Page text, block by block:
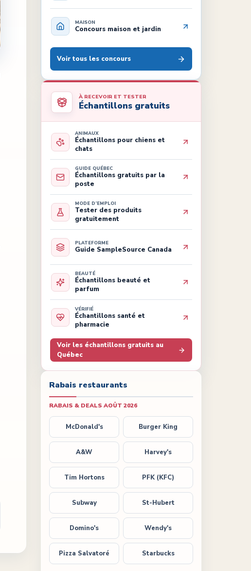
MAISON
Concours maison et jardin
Voir tous les concours
À RECEVOIR ET TESTER
Échantillons gratuits
ANIMAUX
Échantillons pour chiens et
chats
GUIDE QUÉBEC
Échantillons gratuits par la
poste
MODE D’EMPLOI
Tester des produits
gratuitement
PLATEFORME
Guide SampleSource Canada
BEAUTÉ
Échantillons beauté et
parfum
VÉRIFIÉ
Échantillons santé et
pharmacie
Voir les échantillons gratuits au
Québec
Rabais restaurants
RABAIS & DEALS AOÛT 2026
McDonald's Burger King
A&W Harvey's
Tim Hortons PFK (KFC)
Subway St-Hubert
Domino's Wendy's
Pizza Salvatoré Starbucks